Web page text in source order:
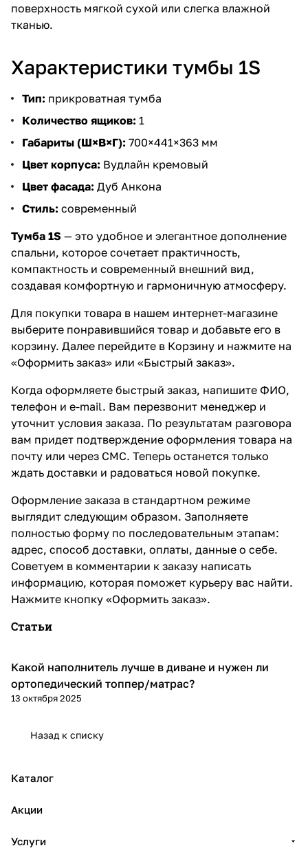
поверхность мягкой сухой или слегка влажной
тканью.
Характеристики тумбы 1S
Тип: прикроватная тумба
Количество ящиков: 1
Габариты (Ш×В×Г): 700×441×363 мм
Цвет корпуса: Вудлайн кремовый
Цвет фасада: Дуб Анкона
Стиль: современный
Тумба 1S — это удобное и элегантное дополнение
спальни, которое сочетает практичность,
компактность и современный внешний вид,
создавая комфортную и гармоничную атмосферу.
Для покупки товара в нашем интернет-магазине
выберите понравившийся товар и добавьте его в
корзину. Далее перейдите в Корзину и нажмите на
«Оформить заказ» или «Быстрый заказ».
Когда оформляете быстрый заказ, напишите ФИО,
телефон и e-mail. Вам перезвонит менеджер и
уточнит условия заказа. По результатам разговора
вам придет подтверждение оформления товара на
почту или через СМС. Теперь останется только
ждать доставки и радоваться новой покупке.
Оформление заказа в стандартном режиме
выглядит следующим образом. Заполняете
полностью форму по последовательным этапам:
адрес, способ доставки, оплаты, данные о себе.
Советуем в комментарии к заказу написать
информацию, которая поможет курьеру вас найти.
Нажмите кнопку «Оформить заказ».
Статьи
Диваны и кресла
Какой наполнитель лучше в диване и нужен ли
ортопедический топпер/матрас?
13 октября 2025
Назад к списку
Каталог
Акции
Услуги